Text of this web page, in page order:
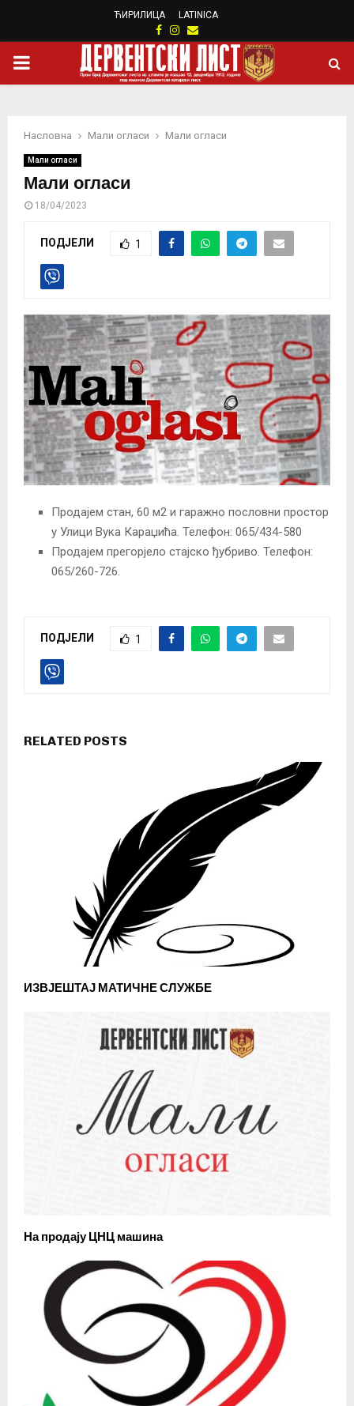
ЋИРИЛИЦА LATINICA
Facebook
Instagram
Email
PRIMARY
Насловна Мали огласи Мали огласи
Мали огласи
Мали огласи
18/04/2023
ПОДЈЕЛИ 1
Продајем стан, 60 м2 и гаражно пословни простор
у Улици Вука Караџића. Телефон: 065/434-580
Продајем прегорјело стајско ђубриво. Телефон:
065/260-726.
ПОДЈЕЛИ 1
RELATED POSTS
ИЗВЈЕШТАЈ МАТИЧНЕ СЛУЖБЕ
На продају ЦНЦ машина